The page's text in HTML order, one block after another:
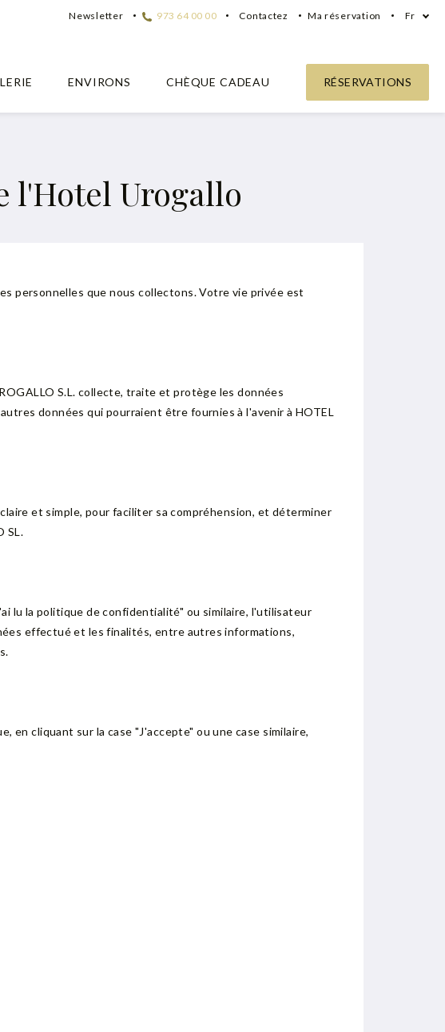
Newsletter 973 64 00 00 Contactez Ma réservation Fr
ENVIRONS CHÈQUE CADEAU RÉSERVATIONS
l'Hotel Urogallo
personnelles que nous collectons. Votre vie privée est
S.L. collecte, traite et protège les données
données qui pourraient être fournies à l'avenir à HOTEL
et simple, pour faciliter sa compréhension, et déterminer
SL.
lu la politique de confidentialité" ou similaire, l'utilisateur
effectué et les finalités, entre autres informations,
en cliquant sur la case "J'accepte" ou une case similaire,